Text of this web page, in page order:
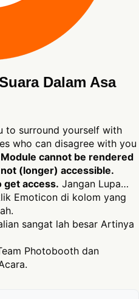
Dalam Asa
to surround yourself with
who can disagree with you
Module cannot be rendered
(longer) accessible.
get access. Jangan Lupa…
Emoticon di kolom yang
sangat lah besar Artinya
Photobooth dan